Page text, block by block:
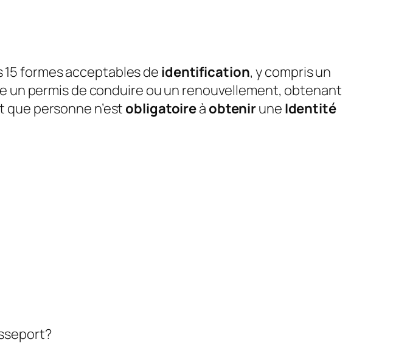
15 formes acceptables de identification, y compris un
un permis de conduire ou un renouvellement, obtenant
personne n’est obligatoireà obtenirune Identité